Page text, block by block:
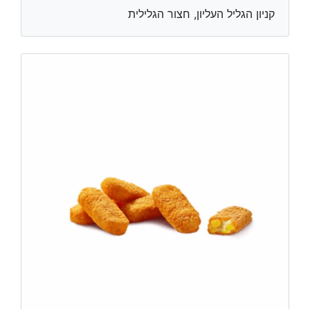
קניון הגליל העליון, חצור הגלילית